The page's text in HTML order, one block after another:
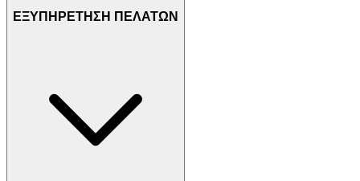
ΕΞΥΠΗΡΕΤΗΣΗ ΠΕΛΑΤΩΝ